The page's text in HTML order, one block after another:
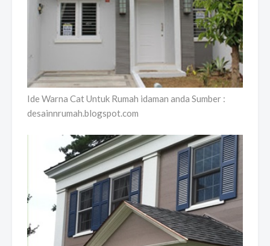
Ide Warna Cat Untuk Rumah idaman anda Sumber :
desainnrumah.blogspot.com